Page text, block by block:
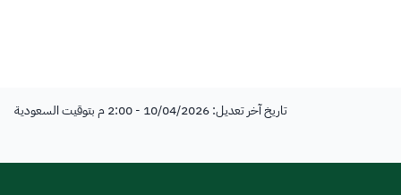
تاريخ آخر تعديل: 10/04/2026 - 2:00 م بتوقيت السعودية